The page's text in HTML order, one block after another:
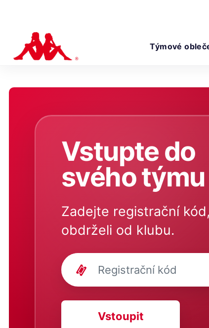
Týmové
Vstupte do
svého týmu
Zadejte registrační
obdrželi od klubu.
Vstoupit